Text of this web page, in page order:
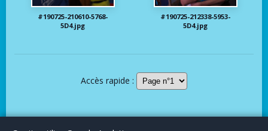
#190725-210610-5768-
5D4.jpg
#190725-212338-5953-
5D4.jpg
Accès rapide :